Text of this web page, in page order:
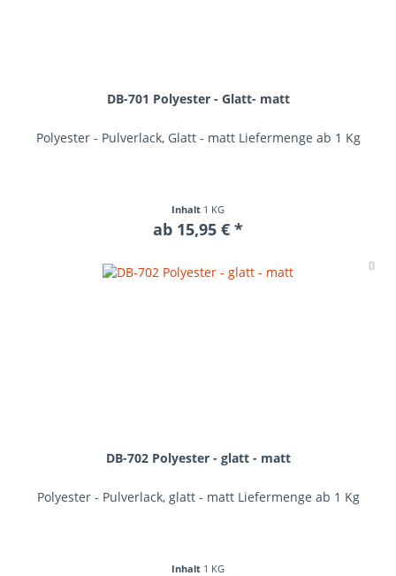
DB-701 Polyester - Glatt- matt
Polyester - Pulverlack, Glatt - matt Liefermenge ab 1 Kg
Inhalt 1 KG
ab 15,95 € *
DB-702 Polyester - glatt - matt
Polyester - Pulverlack, glatt - matt Liefermenge ab 1 Kg
Inhalt 1 KG